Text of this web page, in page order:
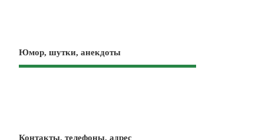
Юмор, шутки, анекдоты
Контакты, телефоны, адрес